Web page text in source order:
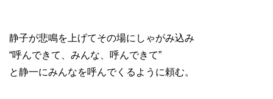
静子が悲鳴を上げてその場にしゃがみ込み
“呼んできて、みんな、呼んできて”
と静一にみんなを呼んでくるように頼む。